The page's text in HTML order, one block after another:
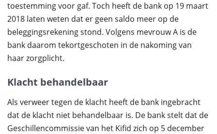
toestemming voor gaf. Toch heeft de bank op 19 maart
2018 laten weten dat er geen saldo meer op de
beleggingsrekening stond. Volgens mevrouw A is de
bank daarom tekortgeschoten in de nakoming van
haar zorgplicht.
Klacht behandelbaar
Als verweer tegen de klacht heeft de bank ingebracht
dat de klacht niet behandelbaar is. De bank stelt dat de
Geschillencommissie van het Kifid zich op 5 december